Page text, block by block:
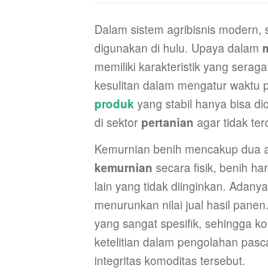
Dalam sistem agribisnis
digunakan di hulu. Upaya dalam
memiliki karakteristik yang
kesulitan dalam mengatur waktu
produk yang stabil hanya bisa
di sektor pertanian agar tidak
Kemurnian benih mencakup dua
kemurnian secara fisik, benih
lain yang tidak diinginkan.
menurunkan nilai jual hasil
yang sangat spesifik, sehingga
ketelitian dalam pengolahan
integritas komoditas tersebut.